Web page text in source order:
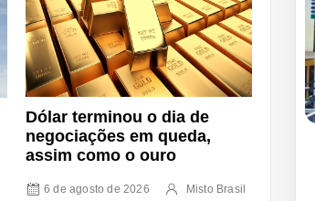
Dólar terminou o dia de
negociações em queda,
assim como o ouro
6 de agosto de 2026 Misto Brasil